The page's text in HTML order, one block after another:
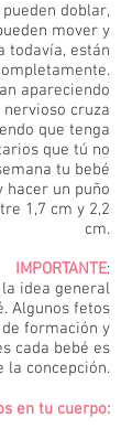
doblar,
mover y
todavía, están
apareciendo
cruza
que tenga
que tú no
tu bebé
hacer un puño
1,7 cm y 2,2
cm.
IMPORTANTE:
idea general
Algunos fetos
formación y
cada bebé es
la concepción.
en tu cuerpo: